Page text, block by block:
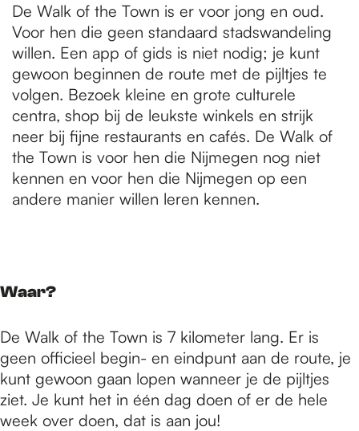
De Walk of the Town is er voor jong en oud.
Voor hen die geen standaard stadswandeling
willen. Een app of gids is niet nodig; je kunt
gewoon beginnen de route met de pijltjes te
volgen. Bezoek kleine en grote culturele
centra, shop bij de leukste winkels en strijk
neer bij fijne restaurants en cafés. De Walk of
the Town is voor hen die Nijmegen nog niet
kennen en voor hen die Nijmegen op een
andere manier willen leren kennen.
Waar?
De Walk of the Town is 7 kilometer lang. Er is
geen officieel begin- en eindpunt aan de route, je
kunt gewoon gaan lopen wanneer je de pijltjes
ziet. Je kunt het in één dag doen of er de hele
week over doen, dat is aan jou!